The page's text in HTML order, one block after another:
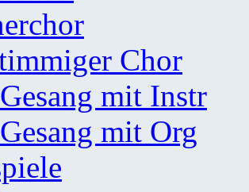
Chor
mit Instr
mit Org